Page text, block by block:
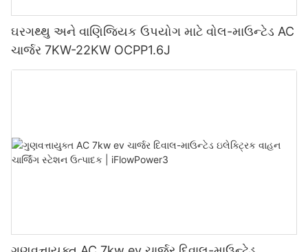
ઘરગથ્થુ અને વાણિજ્યિક ઉપયોગ માટે વોલ-માઉન્ટેડ AC
ચાર્જર 7KW-22KW OCPP1.6J